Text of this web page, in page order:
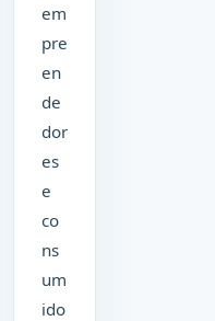
em
pre
en
de
dor
es
e
co
ns
um
ido